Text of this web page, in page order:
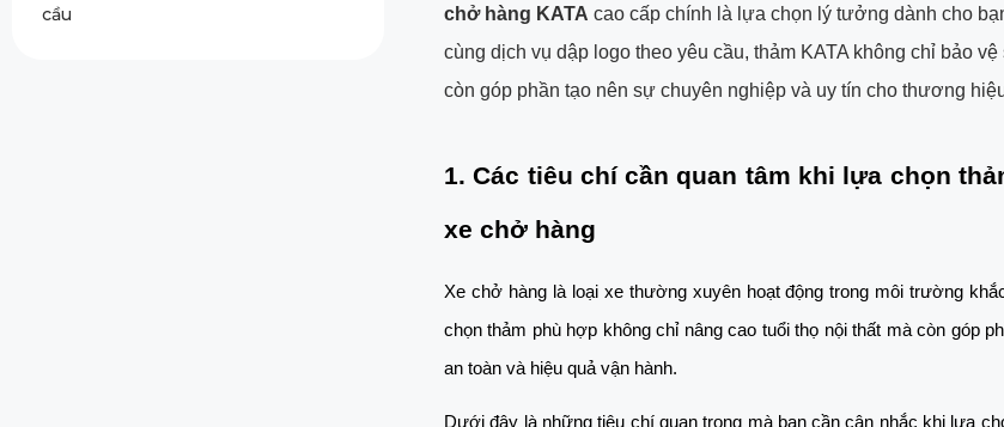
cầu
chở hàng KATA cao cấp chính là lựa chọn lý tưởng dành cho
cùng dịch vụ dập logo theo yêu cầu, thảm KATA không chỉ bảo
còn góp phần tạo nên sự chuyên nghiệp và uy tín cho thương
1. Các tiêu chí cần quan tâm khi lựa chọn
xe chở hàng
Xe chở hàng là loại xe thường xuyên hoạt động trong môi trường
chọn thảm phù hợp không chỉ nâng cao tuổi thọ nội thất mà còn góp
an toàn và hiệu quả vận hành.
Dưới đây là những tiêu chí quan trọng mà bạn cần cân nhắc khi lựa